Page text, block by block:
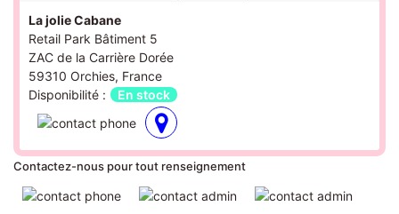
La jolie Cabane
Retail Park Bâtiment 5
ZAC de la Carrière Dorée
59310 Orchies, France
Disponibilité :
En stock
Contactez-nous pour tout renseignement